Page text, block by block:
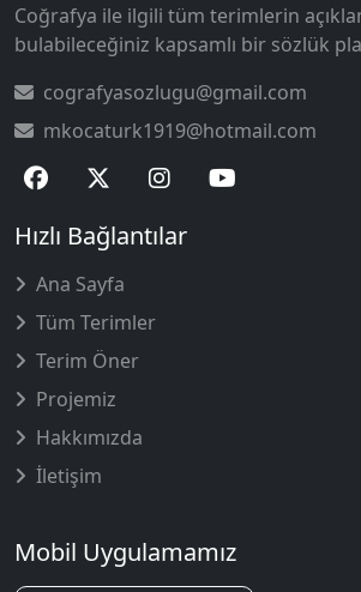
Coğrafya ile ilgili tüm terimlerin
bulabileceğiniz kapsamlı bir sözlük
cografyasozlugu@gmail.com
mkocaturk1919@hotmail.com
Hızlı Bağlantılar
Ana Sayfa
Tüm Terimler
Terim Öner
Projemiz
Hakkımızda
İletişim
Mobil Uygulamamız